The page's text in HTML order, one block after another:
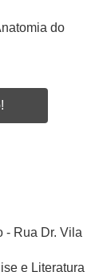
do
- Rua Dr. Vila
e Literatura